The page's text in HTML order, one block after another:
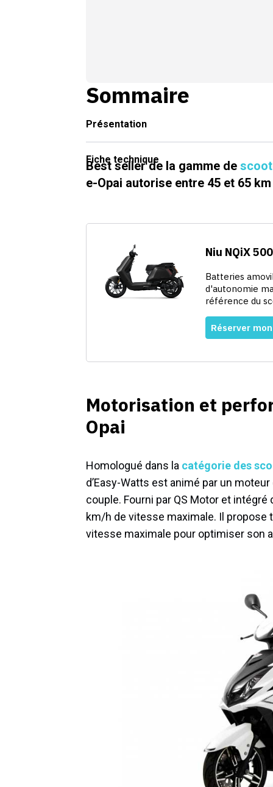
Sommaire
Présentation
Fiche technique
Best seller de la gamme de
e-Opai autorise entre 45 et 65
Motorisation et
Opai
Homologué dans la catégorie des
d’Easy-Watts est animé par un
couple. Fourni par QS Motor et
km/h de vitesse maximale. Il
vitesse maximale pour optimiser son